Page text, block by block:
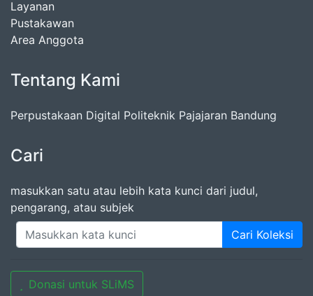
Layanan
Pustakawan
Area Anggota
Tentang Kami
Perpustakaan Digital Politeknik Pajajaran Bandung
Cari
masukkan satu atau lebih kata kunci dari judul,
pengarang, atau subjek
Cari Koleksi
Donasi untuk SLiMS